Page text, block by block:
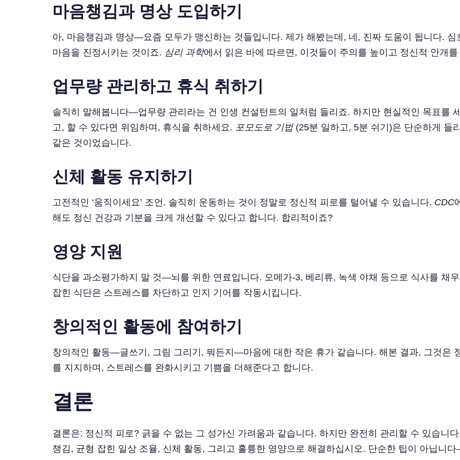
마음챙김과 명상 도입하기
아, 마음챙김과 명상—요즘 모두가 맹신하는 것들입니다. 제가 해봤는데, 네, 진짜 도움이 됩니다.
마음을 진정시키는 것이죠. 심리 과학에서 읽은 바에 따르면, 이것들이 주의를 높이고 정신적 안개
업무량 관리하고 휴식 취하기
솔직히 말해봅니다—업무량 관리라는 건 인생 컨설턴트의 일처럼 들리죠. 하지만 현실적인 목표를
고, 할 수 있다면 위임하며, 휴식을 취하세요. 포모도로 기법(25분 일하고, 5분 쉬기)은 단순하게 들
같은 것이었습니다.
신체 활동 유지하기
고전적인 ‘움직이세요’ 조언. 솔직히 운동하는 것이 정말로 정신적 피로를 털어낼 수 있습니다. CDC
해도 정신 건강과 기분을 크게 개선할 수 있다고 합니다. 합리적이죠?
영양 지원
식단을 과소평가하지 말 것—뇌를 위한 연료입니다. 오메가-3, 베리류, 녹색 야채 등으로 식사를 채
잡힌 식단은 스트레스를 차단하고 인지 기어를 작동시킵니다.
창의적인 활동에 참여하기
창의적인 활동—글쓰기, 그림 그리기, 뭐든지—마음에 대한 작은 휴가 같습니다. 해본 결과, 그것은
를 지지하며, 스트레스를 완화시키고 기쁨을 더해준다고 합니다.
결론
결론은: 정신적 피로? 긁을 수 없는 그 성가신 가려움과 같습니다. 하지만 완전히 관리할 수 있습니
챙김, 균형 잡힌 일상 조율, 신체 활동, 그리고 훌륭한 영양으로 해결하십시오. 단순한 팁이 아닙니